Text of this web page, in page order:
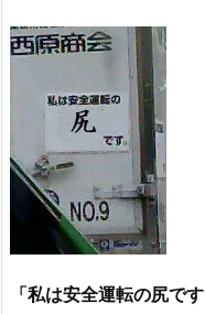
「私は安全運転の尻です